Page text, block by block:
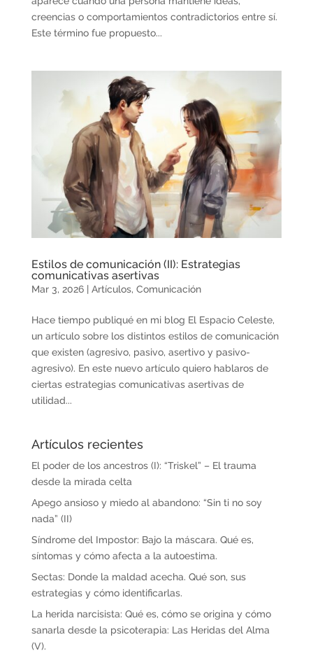
creencias o comportamientos contradictorios entre sí.
Este término fue propuesto...
Estilos de comunicación (II): Estrategias
comunicativas asertivas
Mar 3, 2026| Artículos, Comunicación
Hace tiempo publiqué en mi blog El Espacio Celeste,
un artículo sobre los distintos estilos de comunicación
que existen (agresivo, pasivo, asertivo y pasivo-
agresivo). En este nuevo artículo quiero hablaros de
ciertas estrategias comunicativas asertivas de
utilidad...
Artículos recientes
El poder de los ancestros (I): “Triskel” – El trauma
desde la mirada celta
Apego ansioso y miedo al abandono: “Sin ti no soy
nada” (II)
Síndrome del Impostor: Bajo la máscara. Qué es,
síntomas y cómo afecta a la autoestima.
Sectas: Donde la maldad acecha. Qué son, sus
estrategias y cómo identificarlas.
La herida narcisista: Qué es, cómo se origina y cómo
sanarla desde la psicoterapia: Las Heridas del Alma
(V).